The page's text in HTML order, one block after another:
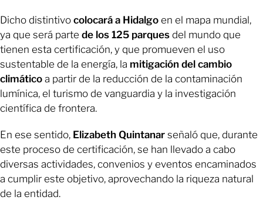
Dicho distintivo colocará a Hidalgo en el mapa mundial,
ya que será parte de los 125 parques del mundo que
tienen esta certificación, y que promueven el uso
sustentable de la energía, la mitigación del cambio
climático a partir de la reducción de la contaminación
lumínica, el turismo de vanguardia y la investigación
científica de frontera.
En ese sentido, Elizabeth Quintanar señaló que, durante
este proceso de certificación, se han llevado a cabo
diversas actividades, convenios y eventos encaminados
a cumplir este objetivo, aprovechando la riqueza natural
de la entidad.